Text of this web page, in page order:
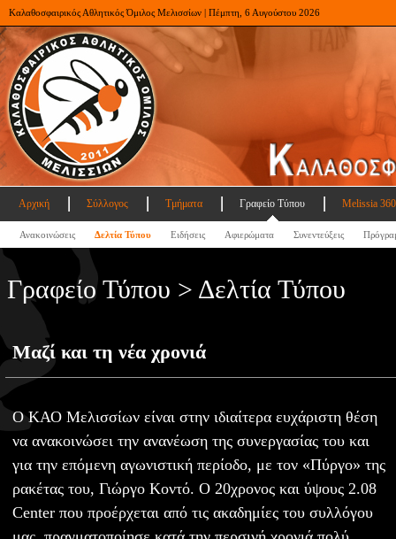
Καλαθοσφαιρικός Αθλητικός Όμιλος Μελισσίων | Πέμπτη, 6 Αυγούστου 2026
Αρχική Σύλλογος Τμήματα Γραφείο Τύπου Melissia
Ανακοινώσεις Δελτία Τύπου Ειδήσεις Αφιερώματα Συνεντεύξεις
Γραφείο Τύπου > Δελτία Τύπου
Μαζί και τη νέα χρονιά
Ο ΚΑΟ Μελισσίων είναι στην ιδιαίτερα ευχάριστη θέση
να ανακοινώσει την ανανέωση της συνεργασίας του και
για την επόμενη αγωνιστική περίοδο, με τον «Πύργο» της
ρακέτας του, Γιώργο Κοντό. Ο 20χρονος και ύψους 2.08
Center που προέρχεται από τις ακαδημίες του συλλόγου